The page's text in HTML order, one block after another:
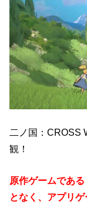
二ノ国：CROSS
観！
原作ゲームであ
となく、アプリ